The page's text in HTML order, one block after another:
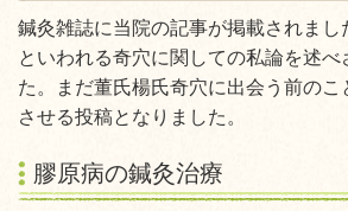
鍼灸雑誌に当院の記事が掲載されまし
といわれる奇穴に関しての私論を述べ
た。まだ董氏楊氏奇穴に出会う前のこ
させる投稿となりました。
膠原病の鍼灸治療